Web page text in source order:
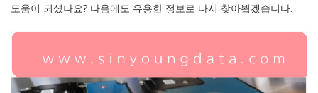
도움이 되셨나요? 다음에도 유용한 정보로 다시 찾아뵙겠습니다.